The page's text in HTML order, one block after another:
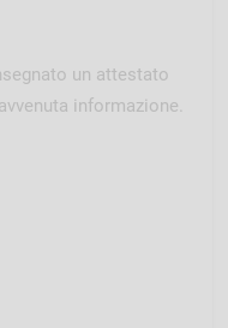
un attestato
informazione.